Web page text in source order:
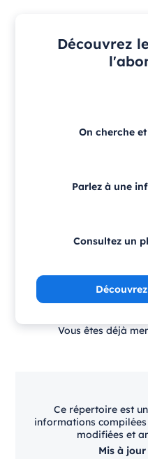
Découvrez
On cherche
Parlez à une
Consultez un
Vous êtes déjà
Ce répertoire est
informations
modifiées et
Mis à